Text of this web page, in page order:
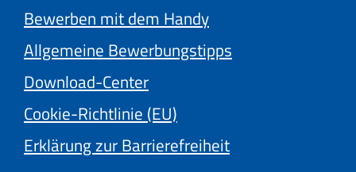
Bewerben mit dem Handy
Allgemeine Bewerbungstipps
Download-Center
Cookie-Richtlinie (EU)
Erklärung zur Barrierefreiheit